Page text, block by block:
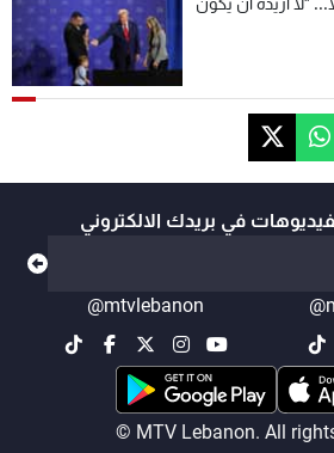
في بريدك الالكتروني
@mtvlebanon
© MTV Lebanon. All